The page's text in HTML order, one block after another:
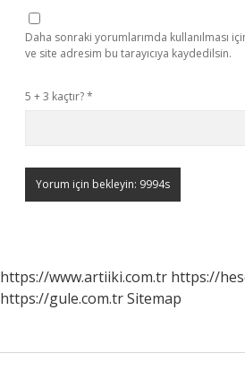
Daha sonraki yorumlarımda kullanılması
ve site adresim bu tarayıcıya kaydedilsin.
5 + 3 kaçtır?*
https://www.artiiki.com.tr https://
https://gule.com.trSitemap